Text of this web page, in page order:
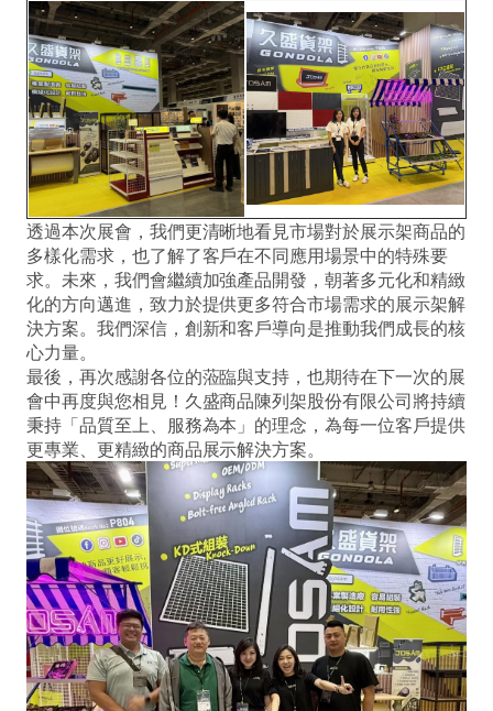
透過本次展會，我們更清晰地看見市場對於展示架商品的
多樣化需求，也了解了客戶在不同應用場景中的特殊要
求。未來，我們會繼續加強產品開發，朝著多元化和精緻
化的方向邁進，致力於提供更多符合市場需求的展示架解
決方案。我們深信，創新和客戶導向是推動我們成長的核
心力量。
最後，再次感謝各位的蒞臨與支持，也期待在下一次的展
會中再度與您相見！久盛商品陳列架股份有限公司將持續
秉持「品質至上、服務為本」的理念，為每一位客戶提供
更專業、更精緻的商品展示解決方案。